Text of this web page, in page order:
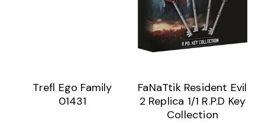
Trefl Ego Family
01431
FaNaTtik Resident Evil
2 Replica 1/1 R.P.D Key
Collection